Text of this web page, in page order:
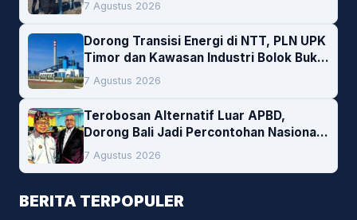
7 Agustus 2026
Dorong Transisi Energi di NTT, PLN UPK
Timor dan Kawasan Industri Bolok Buka
Peluang Investasi Woodchip untuk
Cofiring PLTU Bolok
7 Agustus 2026
Terobosan Alternatif Luar APBD,
Dorong Bali Jadi Percontohan Nasional
Pembiayaan Daerah
7 Agustus 2026
BERITA TERPOPULER